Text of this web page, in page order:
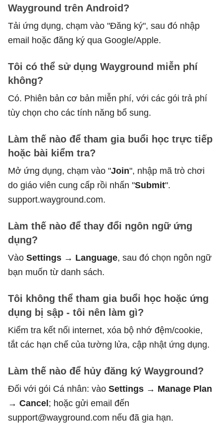
Wayground trên Android?
Tải ứng dụng, chạm vào "Đăng ký", sau đó nhập
email hoặc đăng ký qua Google/Apple.
Tôi có thể sử dụng Wayground miễn phí
không?
Có. Phiên bản cơ bản miễn phí, với các gói trả phí
tùy chọn cho các tính năng bổ sung.
Làm thế nào để tham gia buổi học trực tiếp
hoặc bài kiểm tra?
Mở ứng dụng, chạm vào "Join", nhập mã trò chơi
do giáo viên cung cấp rồi nhấn "Submit".
support.wayground.com.
Làm thế nào để thay đổi ngôn ngữ ứng
dụng?
Vào Settings → Language, sau đó chọn ngôn ngữ
bạn muốn từ danh sách.
Tôi không thể tham gia buổi học hoặc ứng
dụng bị sập - tôi nên làm gì?
Kiểm tra kết nối internet, xóa bộ nhớ đệm/cookie,
tắt các hạn chế của tường lửa, cập nhật ứng dụng.
Làm thế nào để hủy đăng ký Wayground?
Đối với gói Cá nhân: vào Settings → Manage Plan
→ Cancel; hoặc gửi email đến
support@wayground.com nếu đã gia hạn.